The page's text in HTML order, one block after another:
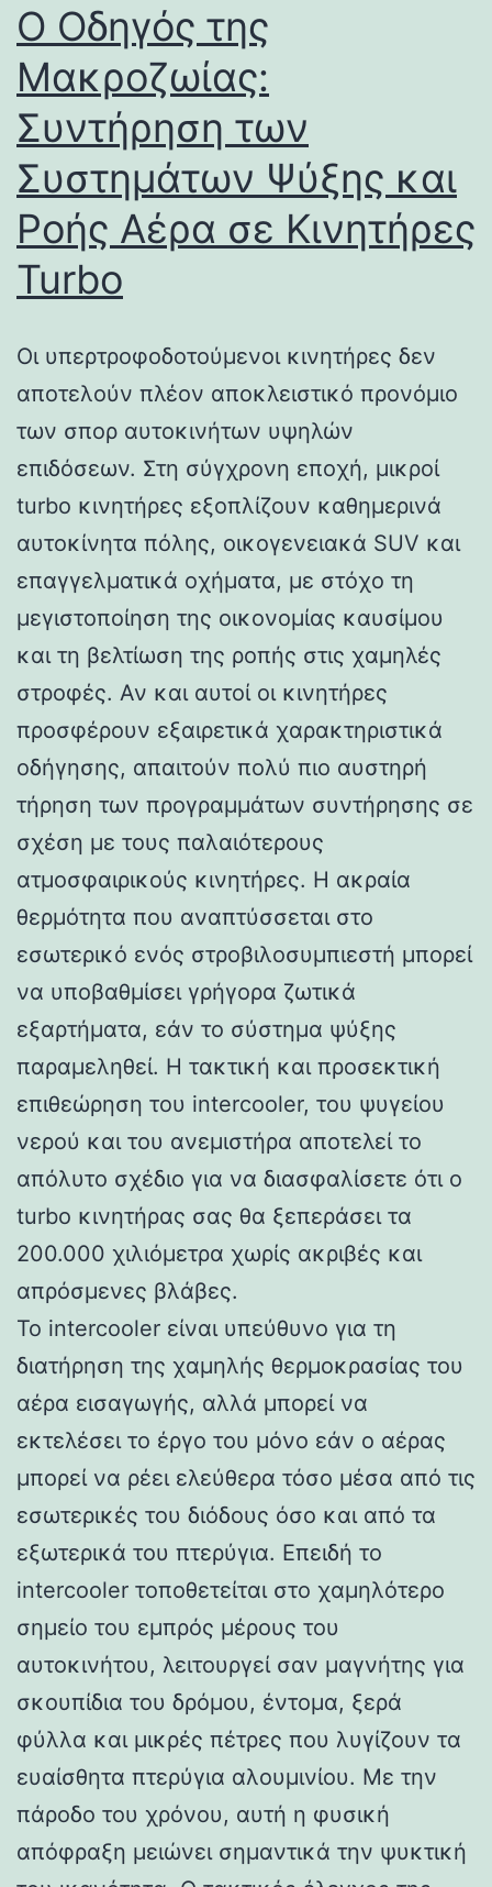
Ο Οδηγός της
Μακροζωίας:
Συντήρηση των
Συστημάτων Ψύξης και
Ροής Αέρα σε Κινητήρες
Turbo
Οι υπερτροφοδοτούμενοι κινητήρες δεν
αποτελούν πλέον αποκλειστικό προνόμιο
των σπορ αυτοκινήτων υψηλών
επιδόσεων. Στη σύγχρονη εποχή, μικροί
turbo κινητήρες εξοπλίζουν καθημερινά
αυτοκίνητα πόλης, οικογενειακά SUV και
επαγγελματικά οχήματα, με στόχο τη
μεγιστοποίηση της οικονομίας καυσίμου
και τη βελτίωση της ροπής στις χαμηλές
στροφές. Αν και αυτοί οι κινητήρες
προσφέρουν εξαιρετικά χαρακτηριστικά
οδήγησης, απαιτούν πολύ πιο αυστηρή
τήρηση των προγραμμάτων συντήρησης σε
σχέση με τους παλαιότερους
ατμοσφαιρικούς κινητήρες. Η ακραία
θερμότητα που αναπτύσσεται στο
εσωτερικό ενός στροβιλοσυμπιεστή μπορεί
να υποβαθμίσει γρήγορα ζωτικά
εξαρτήματα, εάν το σύστημα ψύξης
παραμεληθεί. Η τακτική και προσεκτική
επιθεώρηση του intercooler, του ψυγείου
νερού και του ανεμιστήρα αποτελεί το
απόλυτο σχέδιο για να διασφαλίσετε ότι ο
turbo κινητήρας σας θα ξεπεράσει τα
200.000 χιλιόμετρα χωρίς ακριβές και
απρόσμενες βλάβες.
Το intercooler είναι υπεύθυνο για τη
διατήρηση της χαμηλής θερμοκρασίας του
αέρα εισαγωγής, αλλά μπορεί να
εκτελέσει το έργο του μόνο εάν ο αέρας
μπορεί να ρέει ελεύθερα τόσο μέσα από τις
εσωτερικές του διόδους όσο και από τα
εξωτερικά του πτερύγια. Επειδή το
intercooler τοποθετείται στο χαμηλότερο
σημείο του εμπρός μέρους του
αυτοκινήτου, λειτουργεί σαν μαγνήτης για
σκουπίδια του δρόμου, έντομα, ξερά
φύλλα και μικρές πέτρες που λυγίζουν τα
ευαίσθητα πτερύγια αλουμινίου. Με την
πάροδο του χρόνου, αυτή η φυσική
απόφραξη μειώνει σημαντικά την ψυκτική